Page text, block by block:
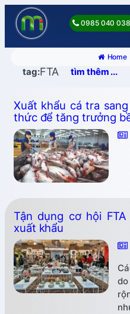
0985 040 038
Home
tag:FTA tìm thêm ...
Xuất khẩu cá tra
thức để tăng trưởng
Tận dụng cơ hội
xuất khẩu